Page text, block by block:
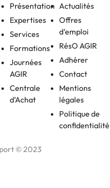
Présentation
Expertises
Services
Formations
Journées
AGIR
Centrale
d’Achat
Actualités
Offres
d’emploi
RésO AGIR
Adhérer
Contact
Mentions
légales
Politique de
confidentialité
© 2023